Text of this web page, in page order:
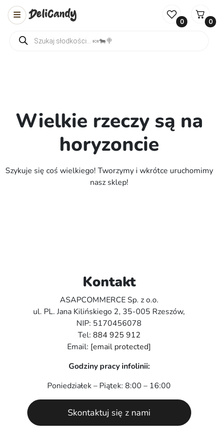
Wyszukiwarka produktów
0 0
Wielkie rzeczy są na
horyzoncie
Szykuje się coś wielkiego! Tworzymy i wkrótce uruchomimy
nasz sklep!
Kontakt
ASAPCOMMERCE Sp. z o.o.
ul. PL. Jana Kilińskiego 2, 35-005 Rzeszów,
NIP: 5170456078
Tel: 884 925 912
Email: [email protected]
Godziny pracy infolinii:
Poniedziałek – Piątek: 8:00 – 16:00
Skontaktuj się z nami